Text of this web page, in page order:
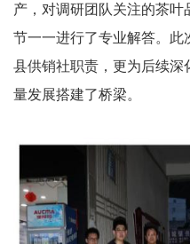
产，对调研团队关注的茶
节一一进行了专业解答。
县供销社职责，更为后续
量发展搭建了桥梁。